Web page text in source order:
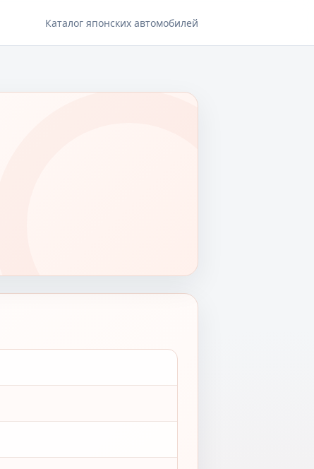
Каталог японских автомобилей